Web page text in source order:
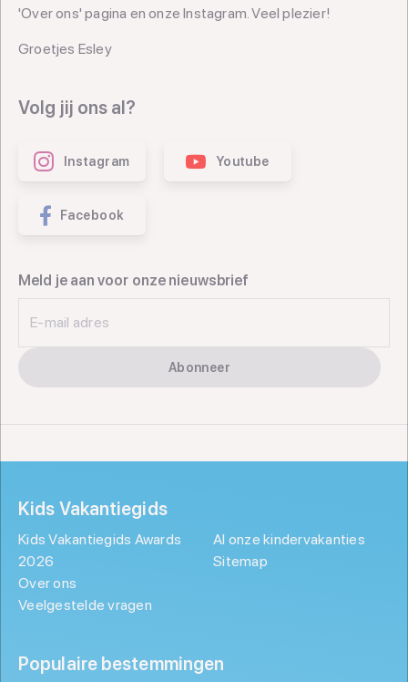
'Over ons' pagina en onze Instagram. Veel plezier!
Groetjes Esley
Volg jij ons al?
Instagram Youtube
Facebook
Meld je aan voor onze nieuwsbrief
E-mail adres
Abonneer
Kids Vakantiegids
Kids Vakantiegids Awards
2026
Over ons
Veelgestelde vragen
Al onze kindervakanties
Sitemap
Populaire bestemmingen